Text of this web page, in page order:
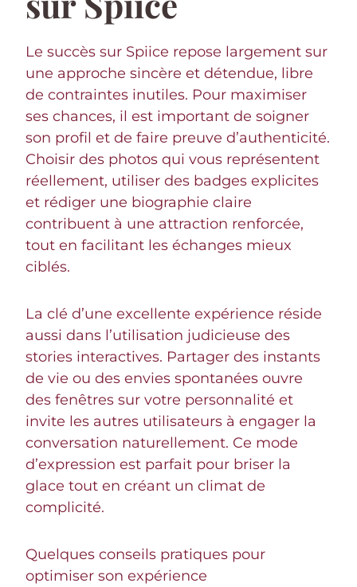
Le succès sur Spiice repose largement sur
une approche sincère et détendue, libre
de contraintes inutiles. Pour maximiser
ses chances, il est important de soigner
son profil et de faire preuve d’authenticité.
Choisir des photos qui vous représentent
réellement, utiliser des badges explicites
et rédiger une biographie claire
contribuent à une attraction renforcée,
tout en facilitant les échanges mieux
ciblés.
La clé d’une excellente expérience réside
aussi dans l’utilisation judicieuse des
stories interactives. Partager des instants
de vie ou des envies spontanées ouvre
des fenêtres sur votre personnalité et
invite les autres utilisateurs à engager la
conversation naturellement. Ce mode
d’expression est parfait pour briser la
glace tout en créant un climat de
complicité.
Quelques conseils pratiques pour
optimiser son expérience